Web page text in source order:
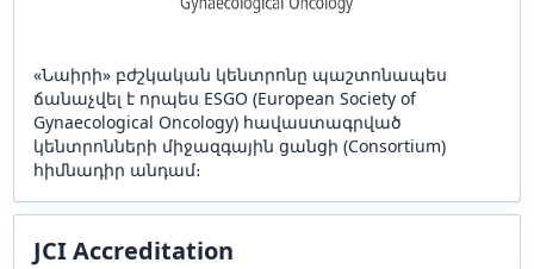
«Նաիրի» բժշկական կենտրոնը պաշտոնապես
ճանաչվել է որպես ESGO (European Society of
Gynaecological Oncology) հավաստագրված
կենտրոնների միջազգային ցանցի (Consortium)
հիմնադիր անդամ։
JCI Accreditation